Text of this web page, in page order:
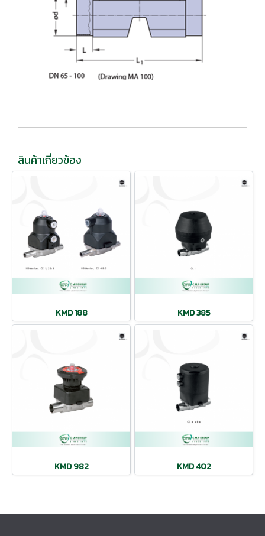
สินค้าเกี่ยวข้อง
KMD 188 KMD 385
KMD 982 KMD 402